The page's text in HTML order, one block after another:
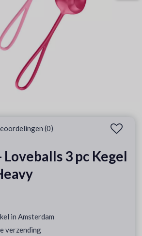
(0)
3 pc Kegel
in Amsterdam
verzending